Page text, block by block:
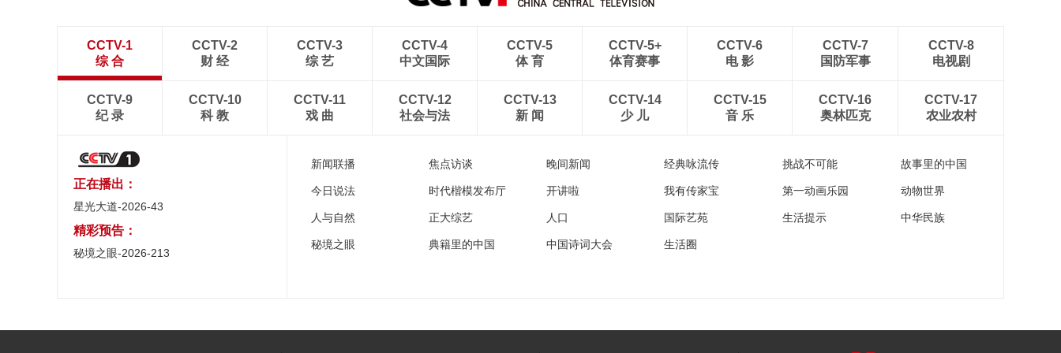
CCTV-1
综 合
CCTV-2
财 经
CCTV-3
综 艺
CCTV-4
中文国际
CCTV-5
体 育
CCTV-5+
体育赛事
CCTV-6
电 影
CCTV-7
国防军事
CCTV-8
电视剧
CCTV-9
纪 录
CCTV-10
科 教
CCTV-11
戏 曲
CCTV-12
社会与法
CCTV-13
新 闻
CCTV-14
少 儿
CCTV-15
音 乐
CCTV-16
奥林匹克
CCTV-17
农业农村
正在播出：
星光大道-2026-43
精彩预告：
秘境之眼-2026-213
新闻联播 焦点访谈 晚间新闻 经典咏流传 挑战不可能 故事里的中国
今日说法 时代楷模发布厅 开讲啦 我有传家宝 第一动画乐园 动物世界
人与自然 正大综艺 人口 国际艺苑 生活提示 中华民族
秘境之眼 典籍里的中国 中国诗词大会 生活圈